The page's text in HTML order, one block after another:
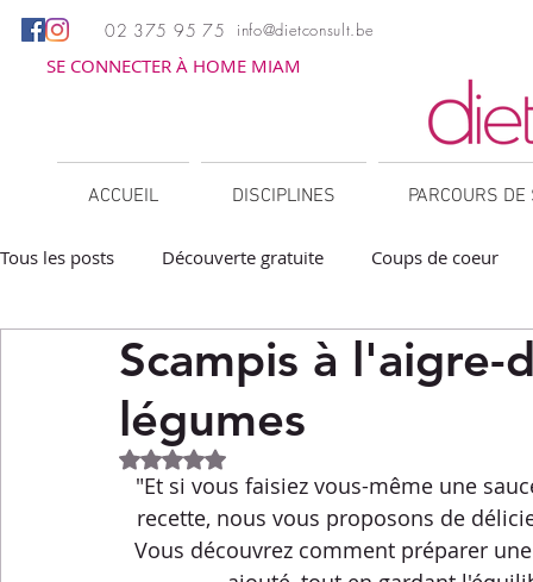
02 375 95 75 info@dietconsult.be
SE CONNECTER À HOME MIAM
ACCUEIL DISCIPLINES PARCOURS
Tous les posts Découverte gratuite Coups de coeur
Barbecue / Plancha Collations
Facile à réchauffer
Menus de la semaine Pasta Petits-déjeuners
Scampis à
légumes
Noté NaN étoiles sur 5.
"Et si vous faisiez vous-même une
recette, nous vous proposons de
Vous découvrez comment préparer